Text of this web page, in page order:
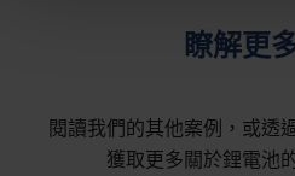
瞭解更
閱讀我們的其他案例，或透
獲取更多關於鋰電池